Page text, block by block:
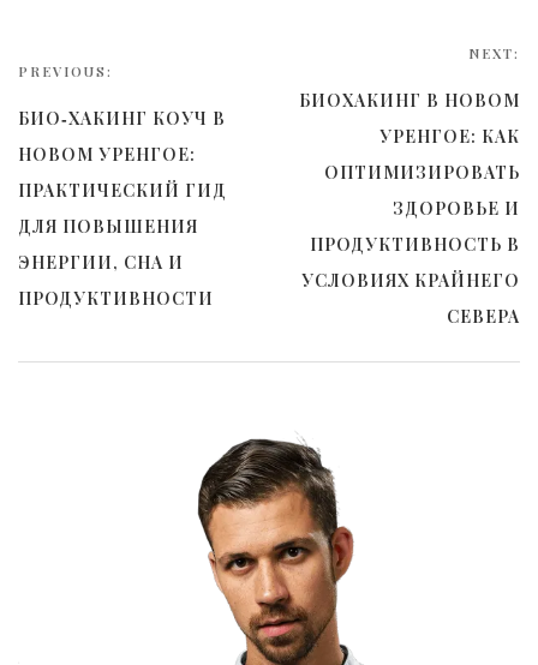
по
записям
PREVIOUS:
БИО‑ХАКИНГ КОУЧ В
НОВОМ УРЕНГОЕ:
ПРАКТИЧЕСКИЙ ГИД
ДЛЯ ПОВЫШЕНИЯ
ЭНЕРГИИ, СНА И
ПРОДУКТИВНОСТИ
NEXT:
БИОХАКИНГ В НОВОМ
УРЕНГОЕ: КАК
ОПТИМИЗИРОВАТЬ
ЗДОРОВЬЕ И
ПРОДУКТИВНОСТЬ В
УСЛОВИЯХ КРАЙНЕГО
СЕВЕРА